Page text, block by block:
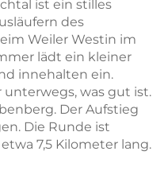
ist ein stilles
des
Weiler Westin im
lädt ein kleiner
innehalten ein.
was gut ist.
Der Aufstieg
Die Runde ist
7,5 Kilometer lang.